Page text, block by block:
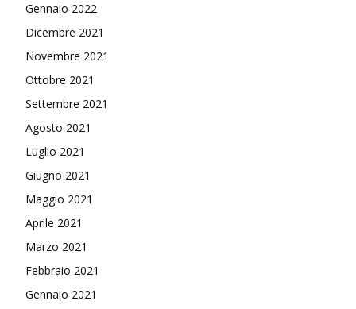
Gennaio 2022
Dicembre 2021
Novembre 2021
Ottobre 2021
Settembre 2021
Agosto 2021
Luglio 2021
Giugno 2021
Maggio 2021
Aprile 2021
Marzo 2021
Febbraio 2021
Gennaio 2021